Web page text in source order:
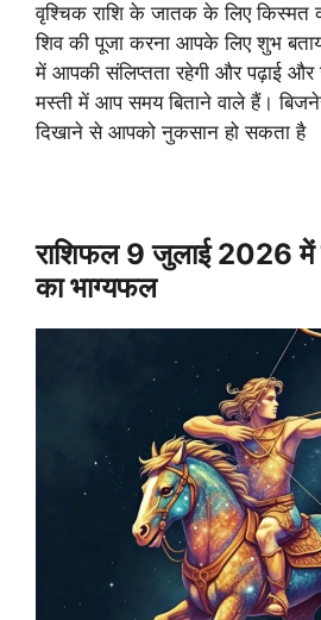
वृश्चिक राशि के जातक के लिए किस्मत
शिव की पूजा करना आपके लिए शुभ बताया
में आपकी संलिप्तता रहेगी और पढ़ाई
मस्ती में आप समय बिताने वाले हैं।
दिखाने से आपको नुकसान हो सकता है
राशिफल 9 जुलाई 2026 में
का भाग्यफल